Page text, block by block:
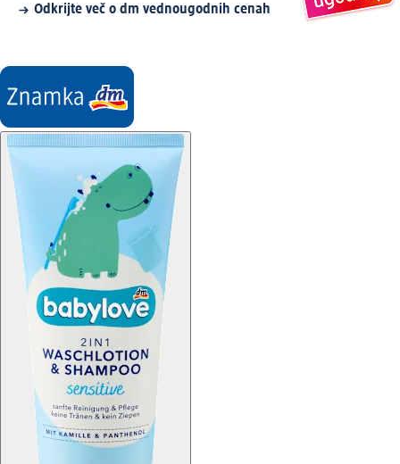
Odkrijte več o dm vednougodnih cenah